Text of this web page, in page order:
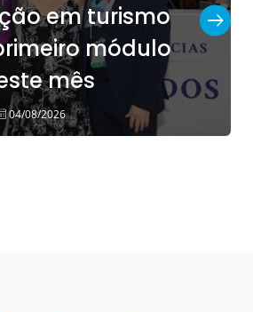
em turismo
módulo
mês
04/08/2026